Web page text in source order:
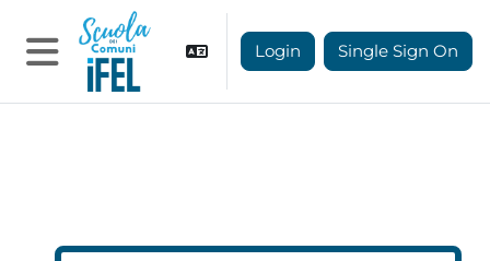
Vai al contenuto principale
Pannello laterale
Login Single Sign On